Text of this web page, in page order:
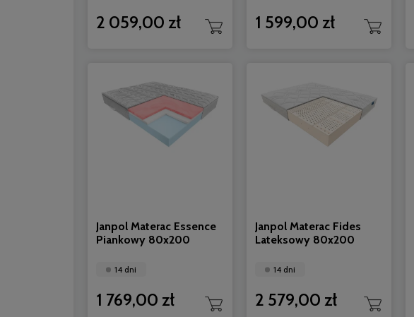
2 059,00 zł 1 599,00 zł
Janpol Materac Essence
Piankowy 80x200
14 dni
1 769,00 zł
Janpol Materac Fides
Lateksowy 80x200
14 dni
2 579,00 zł